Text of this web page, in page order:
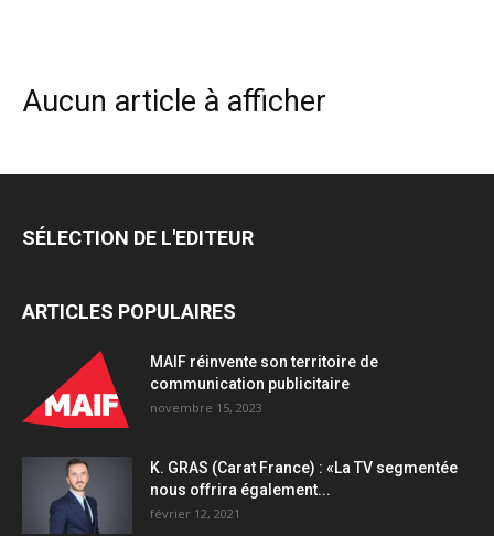
Aucun article à afficher
SÉLECTION DE L'EDITEUR
ARTICLES POPULAIRES
MAIF réinvente son territoire de
communication publicitaire
novembre 15, 2023
K. GRAS (Carat France) : «La TV segmentée
nous offrira également...
février 12, 2021